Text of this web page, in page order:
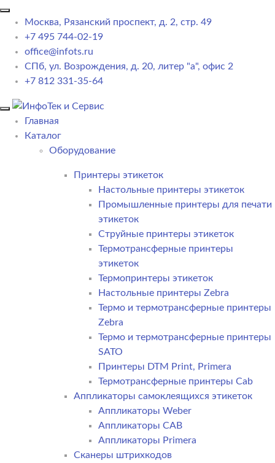
Москва, Рязанский проспект, д. 2, стр. 49
+7 495 744-02-19
office@infots.ru
СПб, ул. Возрождения, д. 20, литер "a", офис 2
+7 812 331-35-64
Главная
Каталог
Оборудование
Принтеры этикеток
Настольные принтеры этикеток
Промышленные принтеры для печати
этикеток
Струйные принтеры этикеток
Термотрансферные принтеры
этикеток
Термопринтеры этикеток
Настольные принтеры Zebra
Термо и термотрансферные принтеры
Zebra
Термо и термотрансферные принтеры
SATO
Принтеры DTM Print, Primera
Термотрансферные принтеры Cab
Аппликаторы самоклеящихся этикеток
Аппликаторы Weber
Аппликаторы CAB
Аппликаторы Primera
Сканеры штрихкодов